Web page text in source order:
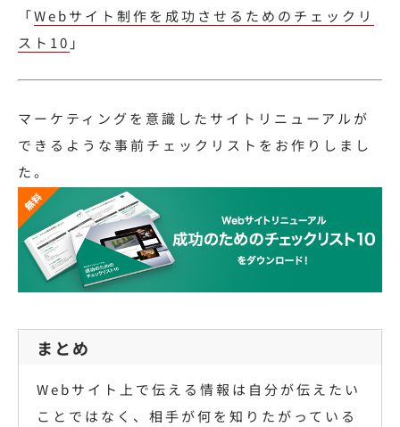
「Webサイト制作を成功させるためのチェックリ
スト10 」
マーケティングを意識したサイトリニューアルが
できるような事前チェックリストをお作りしまし
た。
まとめ
Webサイト上で伝える情報は自分が伝えたい
ことではなく、相手が何を知りたがっている